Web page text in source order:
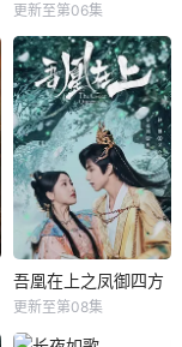
更新至第06集
吾凰在上之凤御四方
更新至第08集